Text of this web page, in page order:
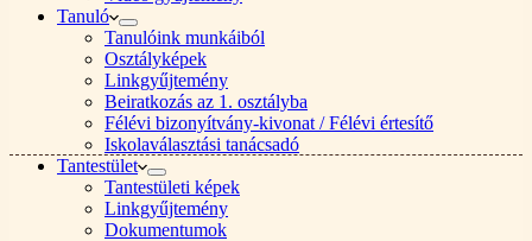
Tanuló
Tanulóink munkáiból
Osztályképek
Linkgyűjtemény
Beiratkozás az 1. osztályba
Félévi bizonyítvány-kivonat / Félévi értesítő
Iskolaválasztási tanácsadó
Tantestület
Tantestületi képek
Linkgyűjtemény
Dokumentumok